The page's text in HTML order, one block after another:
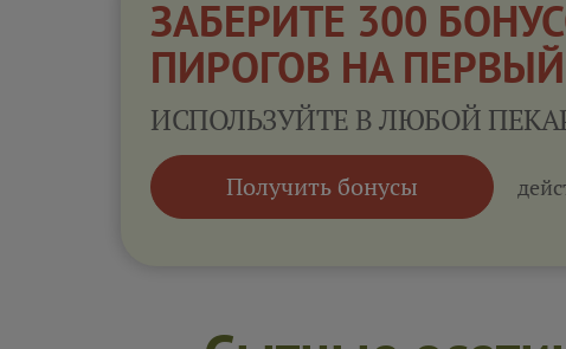
ЗАБЕРИТЕ 300
ПИРОГОВ НА
ИСПОЛЬЗУЙТЕ В ЛЮБОЙ
Получить бонусы